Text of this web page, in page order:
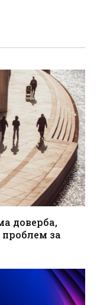
доверба,
проблем за